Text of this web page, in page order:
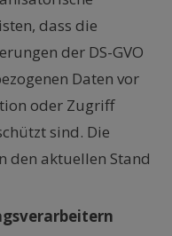
dass die
der DS-GVO
Daten vor
oder Zugriff
sind. Die
den aktuellen Stand